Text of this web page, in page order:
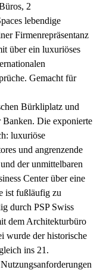
2
lebendige
Firmenrepräsentanz
über ein luxuriöses
Gemacht für
Bürkliplatz und
Banken. Die exponierte
luxuriöse
und angrenzende
der unmittelbaren
Center über eine
ist fußläufig zu
durch PSP Swiss
dem Architekturbüro
wurde der historische
ins 21.